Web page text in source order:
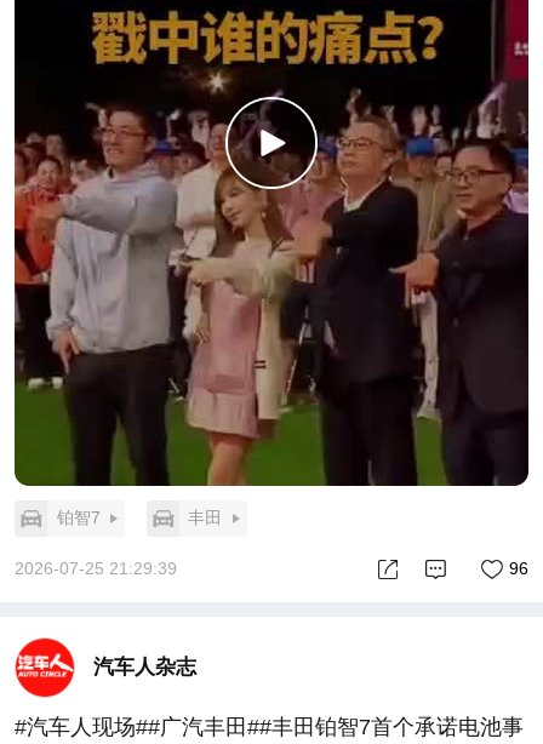
铂智7 丰田
2026-07-25 21:29:39 96
汽车人杂志
#汽车人现场##广汽丰田##丰田铂智7首个承诺电池事